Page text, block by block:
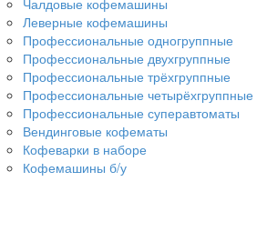
Чалдовые кофемашины
Леверные кофемашины
Профессиональные одногруппные
Профессиональные двухгруппные
Профессиональные трёхгруппные
Профессиональные четырёхгруппные
Профессиональные суперавтоматы
Вендинговые кофематы
Кофеварки в наборе
Кофемашины б/у